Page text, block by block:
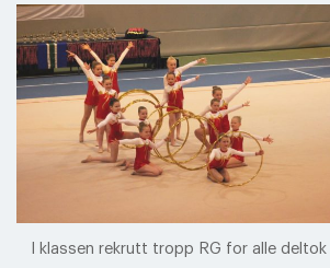
I klassen rekrutt tropp RG for alle